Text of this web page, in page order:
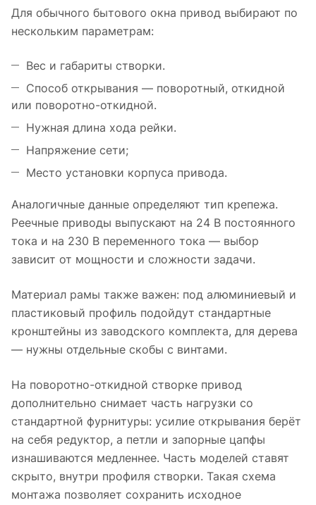
Для обычного бытового окна привод выбирают по
нескольким параметрам:
Вес и габариты створки.
Способ открывания — поворотный, откидной
или поворотно-откидной.
Нужная длина хода рейки.
Напряжение сети;
Место установки корпуса привода.
Аналогичные данные определяют тип крепежа.
Реечные приводы выпускают на 24 В постоянного
тока и на 230 В переменного тока — выбор
зависит от мощности и сложности задачи.
Материал рамы также важен: под алюминиевый и
пластиковый профиль подойдут стандартные
кронштейны из заводского комплекта, для дерева
— нужны отдельные скобы с винтами.
На поворотно-откидной створке привод
дополнительно снимает часть нагрузки со
стандартной фурнитуры: усилие открывания берёт
на себя редуктор, а петли и запорные цапфы
изнашиваются медленнее. Часть моделей ставят
скрыто, внутри профиля створки. Такая схема
монтажа позволяет сохранить исходное